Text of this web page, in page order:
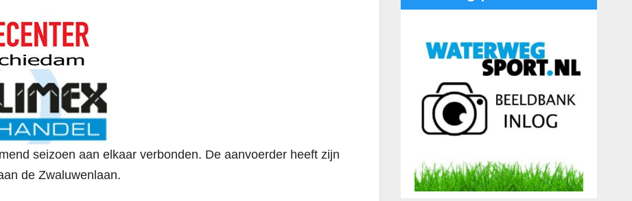
seizoen aan elkaar verbonden. De aanvoerder heeft zijn
de Zwaluwenlaan.